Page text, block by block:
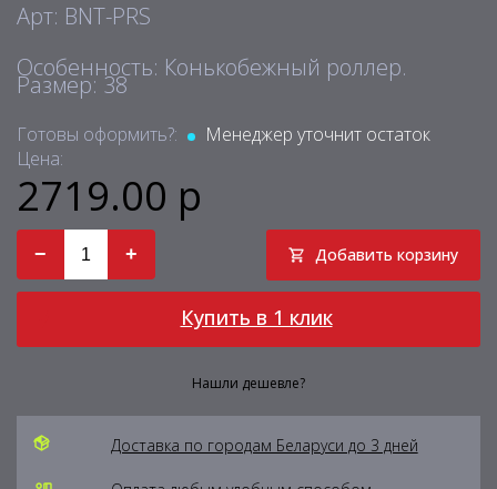
Арт: BNT-PRS
Особенность: Конькобежный роллер.
Размер: 38
Готовы оформить?:
Менеджер уточнит остаток
Цена:
2719.00 р
− + Добавить корзину
Купить в 1 клик
Нашли дешевле?
Доставка по городам Беларуси до 3 дней